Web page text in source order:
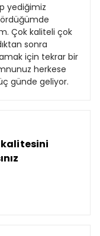
yediğimiz
Çok kaliteli çok
sonra
için tekrar bir
herkese
günde geliyor.
kalitesini